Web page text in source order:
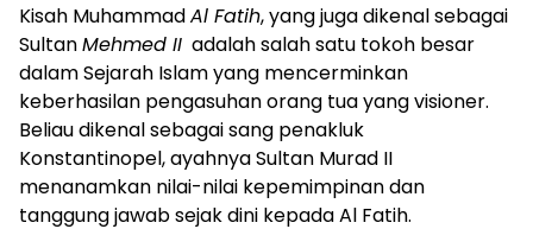
Kisah MuhammadAl Fatih, yang juga dikenal sebagai
SultanMehmed II adalah salah satu tokoh besar
dalam Sejarah Islam yang mencerminkan
keberhasilan pengasuhan orang tua yang visioner.
Beliau dikenal sebagai sang penakluk
Konstantinopel, ayahnya Sultan Murad II
menanamkan nilai-nilai kepemimpinan dan
tanggung jawab sejak dini kepada Al Fatih.